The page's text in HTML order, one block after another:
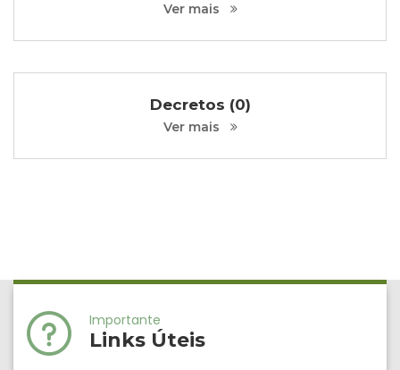
Ver mais
Decretos (0)
Ver mais
Importante
Links Úteis